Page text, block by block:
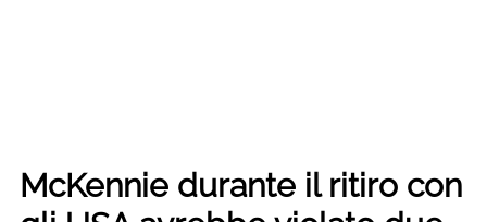
McKennie durante il ritiro con